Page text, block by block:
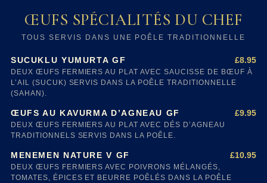
ŒUFS SPÉCIALITÉS DU CHEF
TOUS SERVIS DANS UNE POÊLE TRADITIONNELLE
SUCUKLU YUMURTA GF £8.95
DEUX ŒUFS FERMIERS AU PLAT AVEC SAUCISSE DE BŒUF À
L’AIL (SUCUK) SERVIS DANS LA POÊLE TRADITIONNELLE
(SAHAN).
ŒUFS AU KAVURMA D’AGNEAU GF £9.95
DEUX ŒUFS FERMIERS AU PLAT AVEC DÉS D’AGNEAU
TRADITIONNELS SERVIS DANS LA POÊLE.
MENEMEN NATURE V GF £10.95
DEUX ŒUFS FERMIERS AVEC POIVRONS MÉLANGÉS,
TOMATES, ÉPICES ET BEURRE POÊLÉS DANS LA POÊLE